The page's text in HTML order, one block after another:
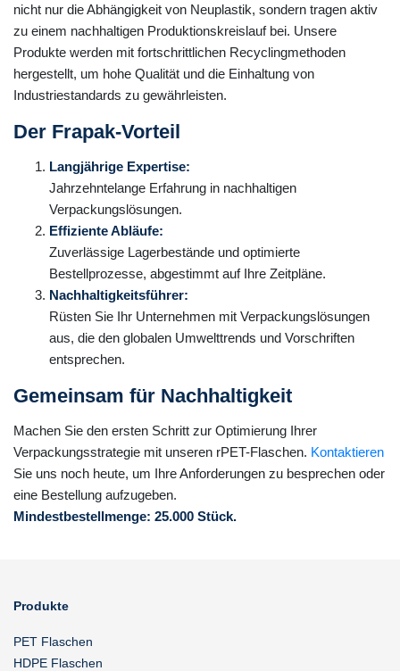
nicht nur die Abhängigkeit von Neuplastik, sondern tragen aktiv
zu einem nachhaltigen Produktionskreislauf bei. Unsere
Produkte werden mit fortschrittlichen Recyclingmethoden
hergestellt, um hohe Qualität und die Einhaltung von
Industriestandards zu gewährleisten.
Der Frapak-Vorteil
Langjährige Expertise:
Jahrzehntelange Erfahrung in nachhaltigen
Verpackungslösungen.
Effiziente Abläufe:
Zuverlässige Lagerbestände und optimierte
Bestellprozesse, abgestimmt auf Ihre Zeitpläne.
Nachhaltigkeitsführer:
Rüsten Sie Ihr Unternehmen mit Verpackungslösungen
aus, die den globalen Umwelttrends und Vorschriften
entsprechen.
Gemeinsam für Nachhaltigkeit
Machen Sie den ersten Schritt zur Optimierung Ihrer
Verpackungsstrategie mit unseren rPET-Flaschen. Kontaktieren
Sie uns noch heute, um Ihre Anforderungen zu besprechen oder
eine Bestellung aufzugeben.
Mindestbestellmenge: 25.000 Stück.
Produkte
PET Flaschen
HDPE Flaschen